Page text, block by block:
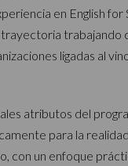
en English for
trabajando
ligadas al
atributos del
para la
con un enfoque